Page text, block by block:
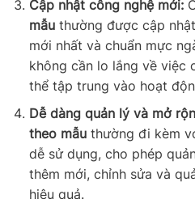
Cập nhật công nghệ mới:
mẫuthường được cập
mới nhất và chuẩn mực
không cần lo lắng về việc
thể tập trung vào hoạt
Dễ dàng quản lý và mở
theo mẫuthường đi kèm
dễ sử dụng, cho phép
thêm mới, chỉnh sửa và
hiệu quả.